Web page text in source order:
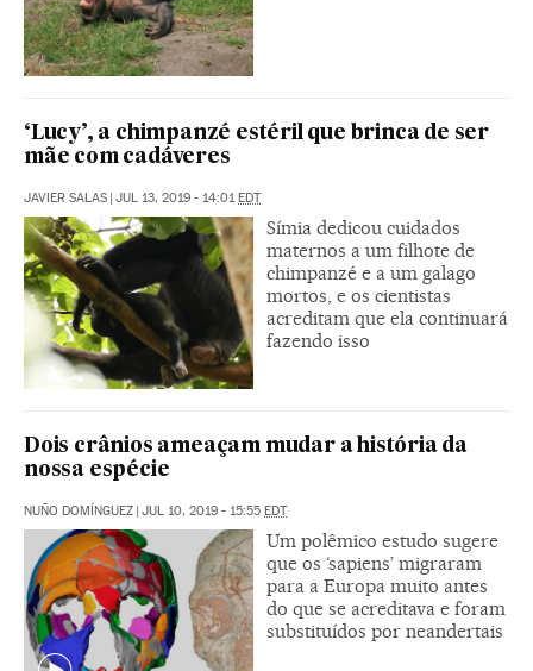
‘Lucy’, a chimpanzé estéril que brinca de ser
mãe com cadáveres
JAVIER SALAS | JUL 13, 2019 - 14:01EDT
Símia dedicou cuidados
maternos a um filhote de
chimpanzé e a um galago
mortos, e os cientistas
acreditam que ela continuará
fazendo isso
Dois crânios ameaçam mudar a história da
nossa espécie
NUÑO DOMÍNGUEZ | JUL 10, 2019 - 15:55 EDT
Um polêmico estudo sugere
que os ‘sapiens’ migraram
para a Europa muito antes
do que se acreditava e foram
substituídos por neandertais